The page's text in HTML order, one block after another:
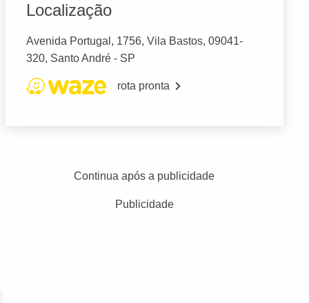
Localização
Avenida Portugal, 1756, Vila Bastos, 09041-
320, Santo André - SP
rota pronta
Continua após a publicidade
Publicidade